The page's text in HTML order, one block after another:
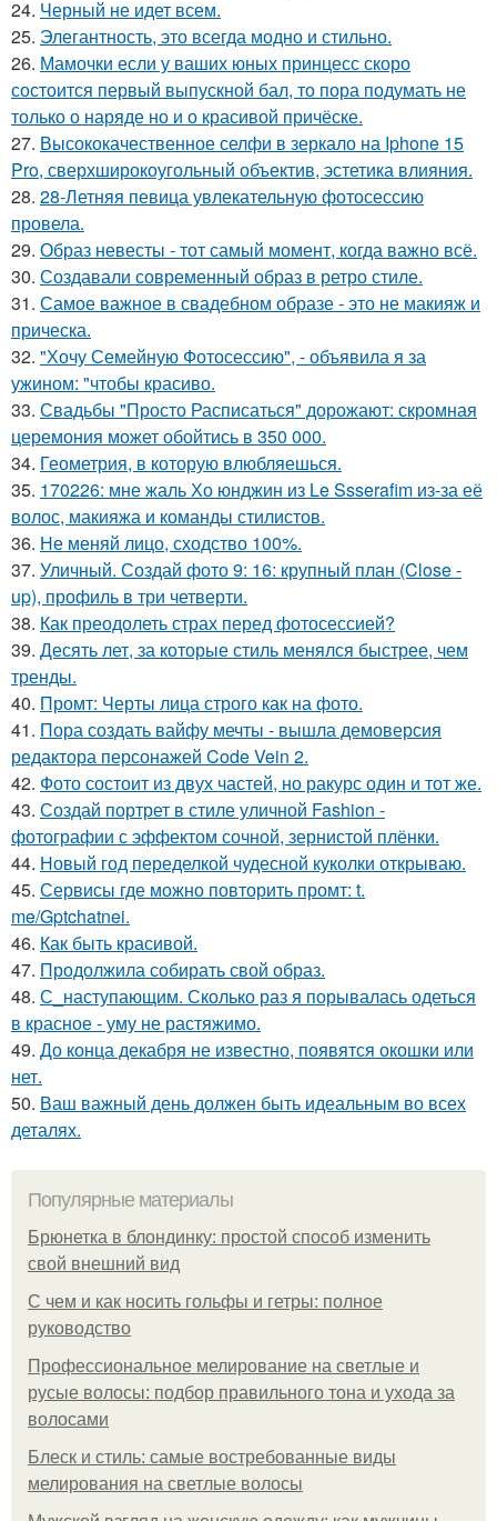
24. Черный не идет всем.
25. Элегантность, это всегда модно и стильно.
26. Мамочки если у ваших юных принцесс скоро
состоится первый выпускной бал, то пора подумать не
только о наряде но и о красивой причёске.
27. Высококачественное селфи в зеркало на Iphone 15
Pro, сверхширокоугольный объектив, эстетика влияния.
28. 28-Летняя певица увлекательную фотосессию
провела.
29. Образ невесты - тот самый момент, когда важно всё.
30. Создавали современный образ в ретро стиле.
31. Самое важное в свадебном образе - это не макияж и
прическа.
32. "Хочу Семейную Фотосессию", - объявила я за
ужином: "чтобы красиво.
33. Свадьбы "Просто Расписаться" дорожают: скромная
церемония может обойтись в 350 000.
34. Геометрия, в которую влюбляешься.
35. 170226: мне жаль Хо юнджин из Le Ssserafim из-за её
волос, макияжа и команды стилистов.
36. Не меняй лицо, сходство 100%.
37. Уличный. Создай фото 9: 16: крупный план (Close -
up), профиль в три четверти.
38. Как преодолеть страх перед фотосессией?
39. Десять лет, за которые стиль менялся быстрее, чем
тренды.
40. Промт: Черты лица строго как на фото.
41. Пора создать вайфу мечты - вышла демоверсия
редактора персонажей Code Vein 2.
42. Фото состоит из двух частей, но ракурс один и тот же.
43. Создай портрет в стиле уличной Fashion -
фотографии с эффектом сочной, зернистой плёнки.
44. Новый год переделкой чудесной куколки открываю.
45. Сервисы где можно повторить промт: t.
me/Gptchatnei.
46. Как быть красивой.
47. Продолжила собирать свой образ.
48. С_наступающим. Сколько раз я порывалась одеться
в красное - уму не растяжимо.
49. До конца декабря не известно, появятся окошки или
нет.
50. Ваш важный день должен быть идеальным во всех
деталях.
Популярные материалы
Брюнетка в блондинку: простой способ изменить
свой внешний вид
С чем и как носить гольфы и гетры: полное
руководство
Профессиональное мелирование на светлые и
русые волосы: подбор правильного тона и ухода за
волосами
Блеск и стиль: самые востребованные виды
мелирования на светлые волосы